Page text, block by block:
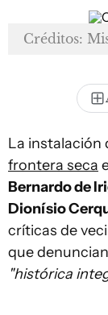
Créditos:
La instalación
frontera seca
Bernardo de
Dionísio
críticas de
que
"histórica